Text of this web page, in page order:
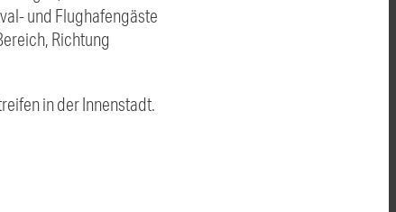
und Flughafengäste
Richtung
in der Innenstadt.